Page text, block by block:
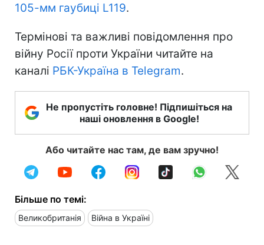
105-мм гаубиці L119.
Термінові та важливі повідомлення про
війну Росії проти України читайте на
каналі РБК-Україна в Telegram.
Не пропустіть головне! Підпишіться на
наші оновлення в Google!
Або читайте нас там, де вам зручно!
Більше по темі:
Великобританія Війна в Україні